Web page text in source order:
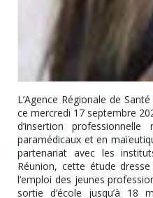
L’Agence Régionale de
ce mercredi 17 septembre
d’insertion
paramédicaux et en
partenariat avec les
Réunion, cette étude
l’emploi des jeunes
sortie d’école jusqu’à 18